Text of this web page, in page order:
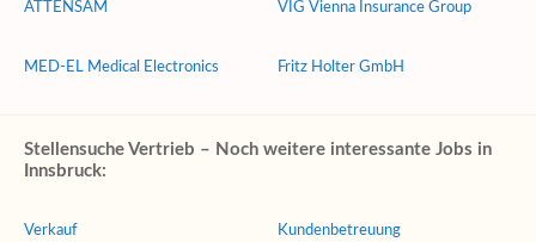
ATTENSAM
MED-EL Medical Electronics
VIG Vienna Insurance Group
Fritz Holter GmbH
Stellensuche Vertrieb – Noch weitere interessante Jobs in
Innsbruck:
Verkauf Kundenbetreuung